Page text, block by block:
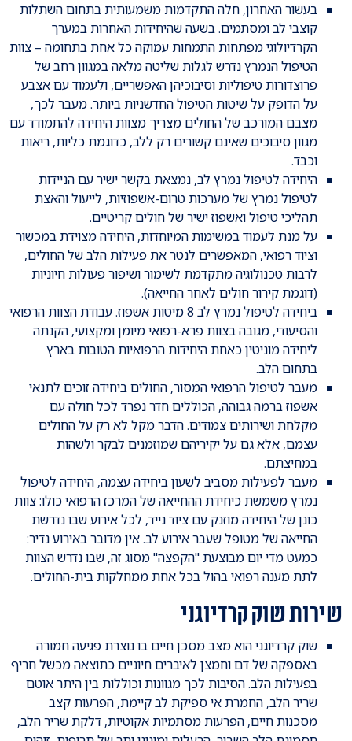
בעשור האחרון, חלה התקדמות משמעותית בתחום השתלות
קוצבי לב ומסתמים. בשעה שהיחידות האחרות במערך
הקרדיולוגי מפתחות התמחות עמוקה כל אחת בתחומה – צוות
הטיפול הנמרץ נדרש לגלות שליטה מלאה במגוון רחב של
פרוצדורות טיפוליות וסיבוכיהן האפשריים, ולעמוד עם אצבע
על הדופק על שיטות הטיפול החדשניות ביותר. מעבר לכך,
מצבם המורכב של החולים מצריך מצוות היחידה להתמודד עם
מגוון סיבוכים שאינם קשורים רק ללב, כדוגמת כליות, ריאות
וכבד.
היחידה לטיפול נמרץ לב, נמצאת בקשר ישיר עם הניידות
לטיפול נמרץ של מערכות טרום-אשפוזיות, לייעול והאצת
תהליכי טיפול ואשפוז ישיר של חולים קריטיים.
על מנת לעמוד במשימות המיוחדות, היחידה מצוידת במכשור
וציוד רפואי, המאפשרים לנטר את פעילות הלב של החולים,
לרבות טכנולוגיה מתקדמת לשימור ושיפור פעולות חיוניות
(דוגמת קירור חולים לאחר החייאה).
ביחידה לטיפול נמרץ לב 8 מיטות אשפוז. עבודת הצוות הרפואי
והסיעודי, מגובה בצוות פרא-רפואי מיומן ומקצועי, הקנתה
ליחידה מוניטין כאחת היחידות הרפואיות הטובות בארץ
בתחום הלב.
מעבר לטיפול הרפואי המסור, החולים ביחידה זוכים לתנאי
אשפוז ברמה גבוהה, הכוללים חדר נפרד לכל חולה עם
מקלחת ושירותים צמודים. הדבר מקל לא רק על החולים
עצמם, אלא גם על יקיריהם שמוזמנים לבקר ולשהות
במחיצתם.
מעבר לפעילות מסביב לשעון ביחידה עצמה, היחידה לטיפול
נמרץ משמשת כיחידת ההחייאה של המרכז הרפואי כולו: צוות
כונן של היחידה מוזנק עם ציוד נייד, לכל אירוע שבו נדרשת
החייאה של מטופל שעבר אירוע לב. אין מדובר באירוע נדיר:
כמעט מדי יום מבוצעת "הקפצה" מסוג זה, שבו נדרש הצוות
לתת מענה רפואי בהול בכל אחת ממחלקות בית-החולים.
שירות שוק קרדיוגני
שוק קרדיוגני הוא מצב מסכן חיים בו נוצרת פגיעה חמורה
באספקה של דם וחמצן לאיברים חיוניים כתוצאה מכשל חריף
בפעילות הלב. הסיבות לכך מגוונות וכוללות בין היתר אוטם
שריר הלב, החמרת אי ספיקת לב קיימת, הפרעות קצב
מסכנות חיים, הפרעות מסתמיות אקוטיות, דלקת שריר הלב,